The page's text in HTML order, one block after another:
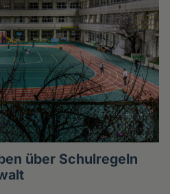
über Schulregeln